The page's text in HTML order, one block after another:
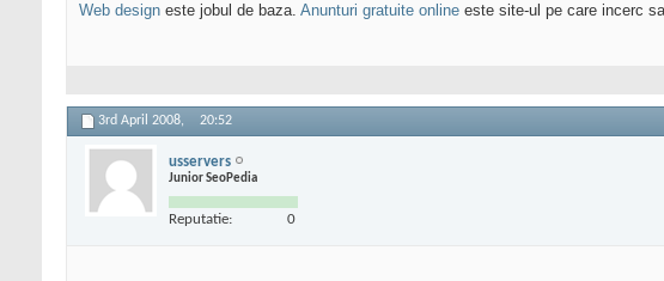
Web design este jobul de baza. Anunturi gratuite online este site-ul pe care incerc
3rd April 2008, 20:52
usservers
Junior SeoPedia
Reputatie: 0